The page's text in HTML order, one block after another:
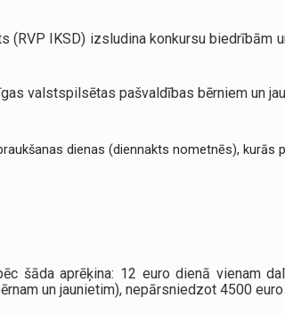
IKSD) izsludina konkursu biedrībām
valstspilsētas pašvaldības bērniem un
dienas (diennakts nometnēs),
šāda aprēķina: 12 euro dienā vienam
un jaunietim), nepārsniedzot 4500